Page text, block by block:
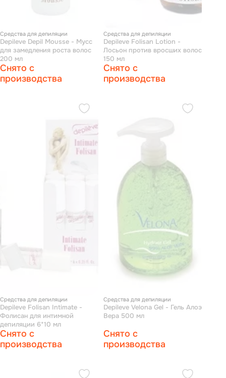
Средства для депиляции
Depileve Depil Mousse - Мусс
для замедления роста волос
200 мл
Снято с
производства
Средства для депиляции
Depileve Folisan Lotion -
Лосьон против вросших волос
150 мл
Снято с
производства
Средства для депиляции
Depileve Folisan Intimate -
Фолисан для интимной
депиляции 6*10 мл
Снято с
производства
Средства для депиляции
Depileve Velona Gel - Гель Алоэ
Вера 500 мл
Снято с
производства